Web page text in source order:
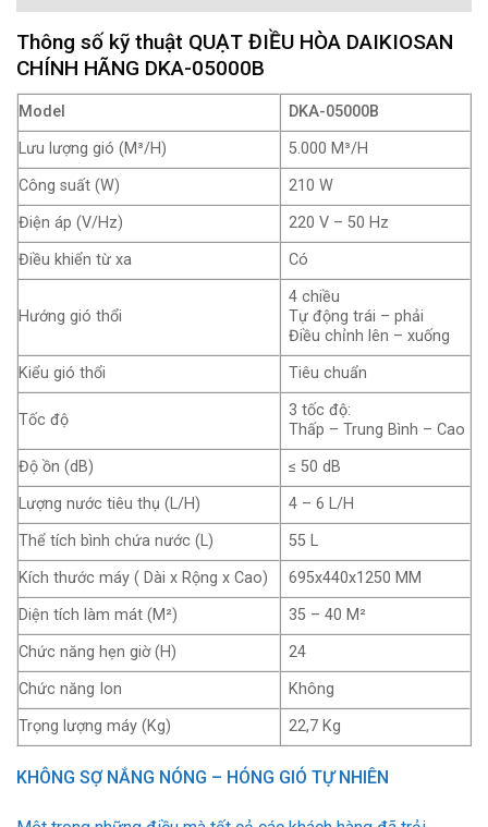
Thông số kỹ thuật QUẠT ĐIỀU HÒA DAIKIOSAN
CHÍNH HÃNG DKA-05000B
Model
DKA-05000B
Lưu lượng gió (M³/H)
5.000 M³/H
Công suất (W)
210 W
Điện áp (V/Hz)
220 V – 50 Hz
Điều khiển từ xa
Có
Hướng gió thổi
4 chiều
Tự động trái – phải
Điều chỉnh lên – xuống
Kiểu gió thổi
Tiêu chuẩn
Tốc độ
3 tốc độ:
Thấp – Trung Bình – Cao
Độ ồn (dB)
≤ 50 dB
Lượng nước tiêu thụ (L/H)
4 – 6 L/H
Thể tích bình chứa nước (L)
55 L
Kích thước máy ( Dài x Rộng x Cao)
695x440x1250 MM
Diện tích làm mát (M²)
35 – 40 M²
Chức năng hẹn giờ (H)
24
Chức năng Ion
Không
Trọng lượng máy (Kg)
22,7 Kg
KHÔNG SỢ NẮNG NÓNG – HÓNG GIÓ TỰ NHIÊN